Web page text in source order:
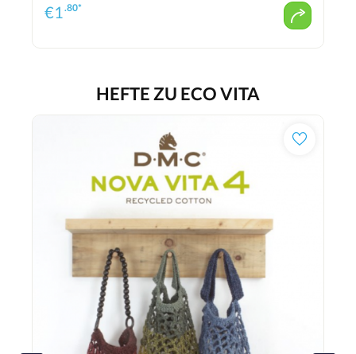
€1 .80*
HEFTE ZU ECO VITA